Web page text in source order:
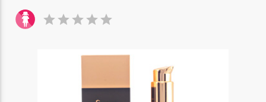
starstarstarstarstar